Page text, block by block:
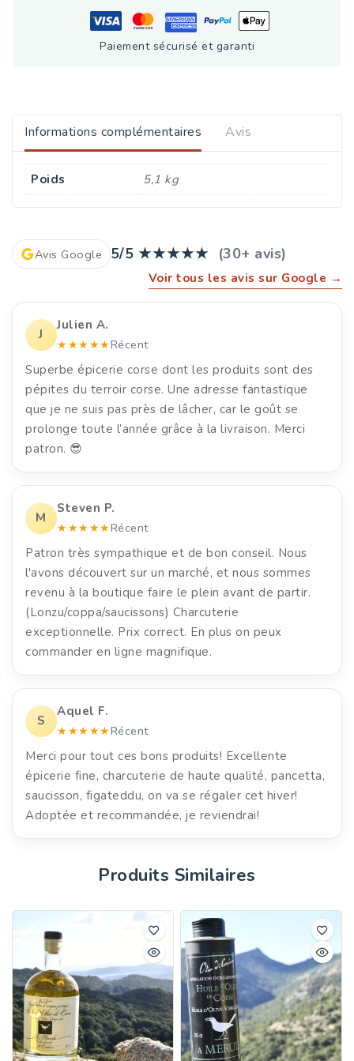
Paiement sécurisé et garanti
Informations complémentaires Avis
Poids 5,1 kg
Avis Google 5/5 ★★★★★ (30+ avis)
Voir tous les avis sur Google →
J
Julien A.
★★★★★Récent
Superbe épicerie corse dont les produits sont des
pépites du terroir corse. Une adresse fantastique
que je ne suis pas près de lâcher, car le goût se
prolonge toute l’année grâce à la livraison. Merci
patron. 😎
M
Steven P.
★★★★★Récent
Patron très sympathique et de bon conseil. Nous
l'avons découvert sur un marché, et nous sommes
revenu à la boutique faire le plein avant de partir.
(Lonzu/coppa/saucissons) Charcuterie
exceptionnelle. Prix correct. En plus on peux
commander en ligne magnifique.
S
Aquel F.
★★★★★Récent
Merci pour tout ces bons produits! Excellente
épicerie fine, charcuterie de haute qualité, pancetta,
saucisson, figateddu, on va se régaler cet hiver!
Adoptée et recommandée, je reviendrai!
Produits Similaires